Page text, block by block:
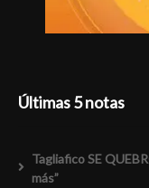
Últimas 5 notas
Tagliafico SE
más”